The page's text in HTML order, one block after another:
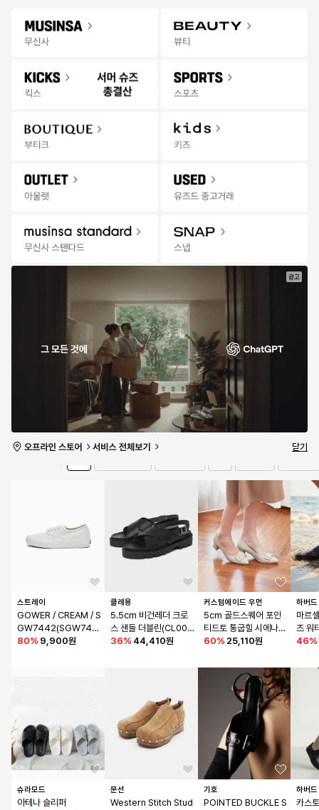
킥스 상품을 검색해 보세요.
추천 랭킹 세일 발매
킹햄 부츠 - 올리브 / L
46,990원
닥터마틴
나틸라 XL 블랙 아테
나 - 블랙 / 3153800
1
특가 마감
0개 남음
- 그린:멀티 / VN000
MT6BGK1
특가 마감
0개 남음
특가
유의사항 보기
타임세일14:27:06 더보기
스트레이
GOWER / CREAM / S
GW7442(SGW745
9)
80% 9,900원
슈라모드
아테나 슬리퍼
클레용
5.5cm 비건레더 크로
스 샌들 더블린(CL005
4)
36% 44,410원
문선
Western Stitch Stud
커스텀에이드 우먼
5cm 골드스퀘어 포인
티드토 통굽힐 시에나(C
W0016)
60% 25,110원
기호
POINTED BUCKLE S
하버
마르
즈 워
46%
하버
카스
Menu
광고
닫기
무신사 앱 설치하고 다양한 혜택과 코디 팁을 받아보세요!